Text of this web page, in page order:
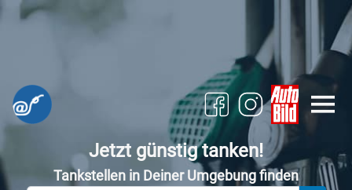
Jetzt günstig tanken!
Tankstellen in Deiner Umgebung finden